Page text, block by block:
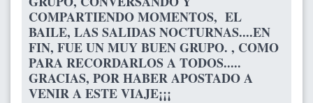
COMPARTIENDO MOMENTOS, EL
BAILE, LAS SALIDAS NOCTURNAS....EN
FIN, FUE UN MUY BUEN GRUPO. , COMO
PARA RECORDARLOS A TODOS.....
GRACIAS, POR HABER APOSTADO A
VENIR A ESTE VIAJE¡¡¡